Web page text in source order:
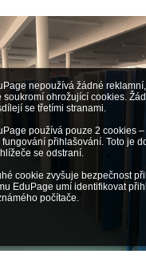
nepoužívá žádné
soukromí ohrožující cookies.
se třetími stranami.
používá pouze 2 cookies
fungování přihlašování. Toto je
se odstraní.
cookie zvyšuje bezpečnost
EduPage umí identifikovat
počítače.